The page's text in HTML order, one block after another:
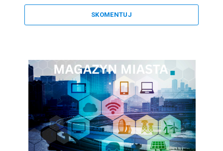
SKOMENTUJ